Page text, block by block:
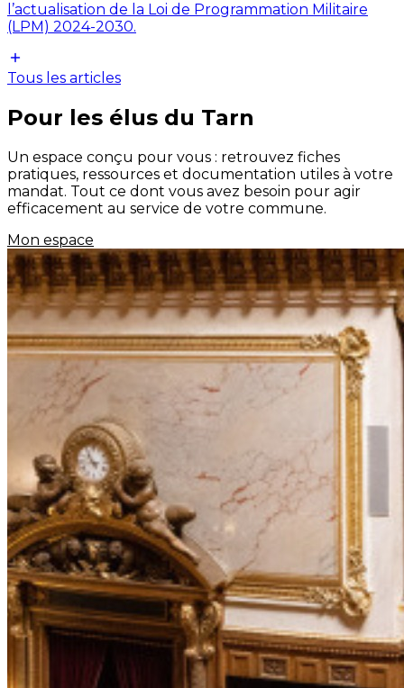
l’actualisation de la Loi de Programmation Militaire
(LPM) 2024-2030.
Tous les articles
Pour les élus du Tarn
Un espace conçu pour vous : retrouvez fiches
pratiques, ressources et documentation utiles à votre
mandat. Tout ce dont vous avez besoin pour agir
efficacement au service de votre commune.
Mon espace